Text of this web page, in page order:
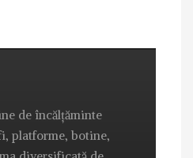
de încălțăminte
platforme, botine,